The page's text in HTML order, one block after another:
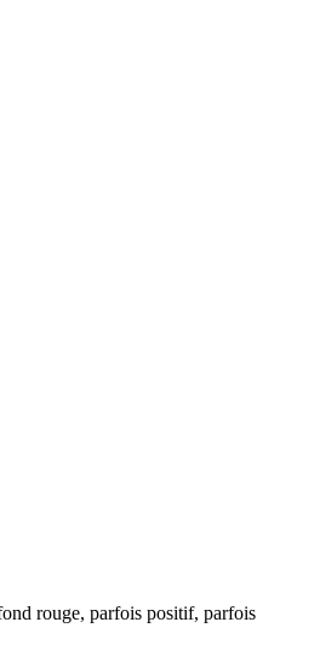
rouge, parfois positif, parfois